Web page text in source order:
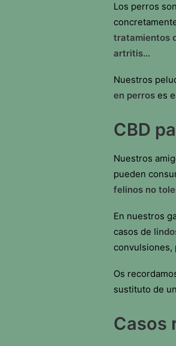
Los perros
tratamientos
artritis…
Nuestros
en perros es
CBD
Nuestros
pueden
felinos no
En nuestros
casos de
convulsiones,
Os
sustituto de
Casos